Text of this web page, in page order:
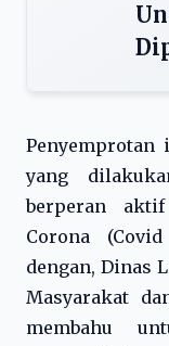
Penyemprotan
yang
berperan
Corona
dengan, Dinas
Masyarakat
membahu